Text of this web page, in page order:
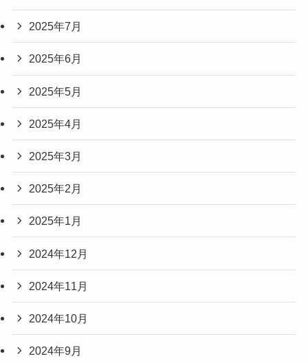
2025年7月
2025年6月
2025年5月
2025年4月
2025年3月
2025年2月
2025年1月
2024年12月
2024年11月
2024年10月
2024年9月